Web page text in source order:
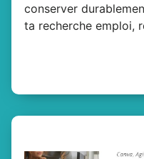
conserver
ta recherche emploi,